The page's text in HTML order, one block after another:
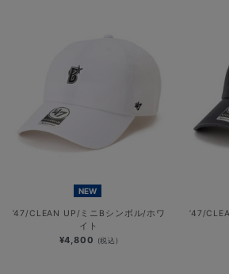
NEW
’47/CLEAN UP/ミニBシンボル/ホワ
イト
¥4,800 (税込)
’47/